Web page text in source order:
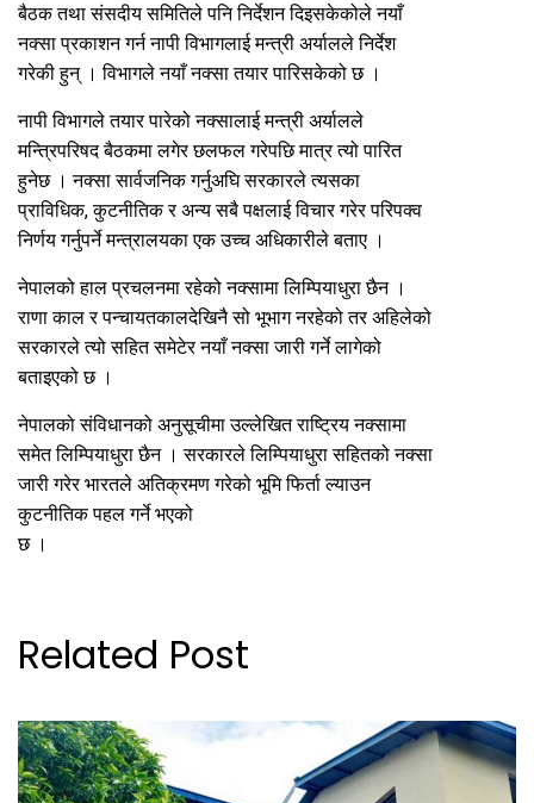
बैठक तथा संसदीय समितिले पनि निर्देशन दिइसकेकोले नयाँ
नक्सा प्रकाशन गर्न नापी विभागलाई मन्त्री अर्यालले निर्देश
गरेकी हुन् । विभागले नयाँ नक्सा तयार पारिसकेको छ ।
नापी विभागले तयार पारेको नक्सालाई मन्त्री अर्यालले
मन्त्रिपरिषद बैठकमा लगेर छलफल गरेपछि मात्र त्यो पारित
हुनेछ । नक्सा सार्वजनिक गर्नुअघि सरकारले त्यसका
प्राविधिक, कुटनीतिक र अन्य सबै पक्षलाई विचार गरेर परिपक्व
निर्णय गर्नुपर्ने मन्त्रालयका एक उच्च अधिकारीले बताए ।
नेपालको हाल प्रचलनमा रहेको नक्सामा लिम्पियाधुरा छैन ।
राणा काल र पन्चायतकालदेखिनै सो भूभाग नरहेको तर अहिलेको
सरकारले त्यो सहित समेटेर नयाँ नक्सा जारी गर्ने लागेको
बताइएको छ ।
नेपालको संविधानको अनुसूचीमा उल्लेखित राष्ट्रिय नक्सामा
समेत लिम्पियाधुरा छैन । सरकारले लिम्पियाधुरा सहितको नक्सा
जारी गरेर भारतले अतिक्रमण गरेको भूमि फिर्ता ल्याउन
कुटनीतिक पहल गर्ने भएको
छ ।
Related Post